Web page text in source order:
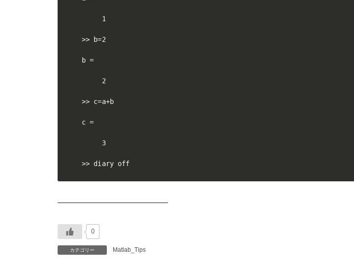
     1
>> b=2
b =
     2
>> c=a+b
c =
     3
>> diary off
——————————————
0
カテゴリー Matlab_Tips